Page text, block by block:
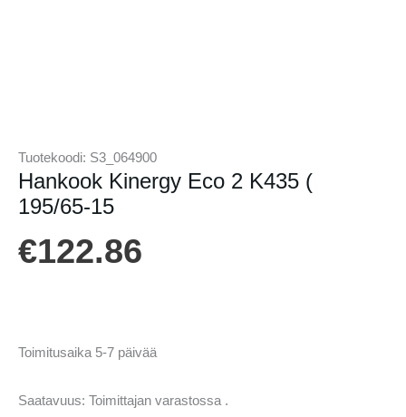
Tuotekoodi: S3_064900
Hankook Kinergy Eco 2 K435 (
195/65-15
€122.86
Toimitusaika 5-7 päivää
Saatavuus: Toimittajan varastossa .